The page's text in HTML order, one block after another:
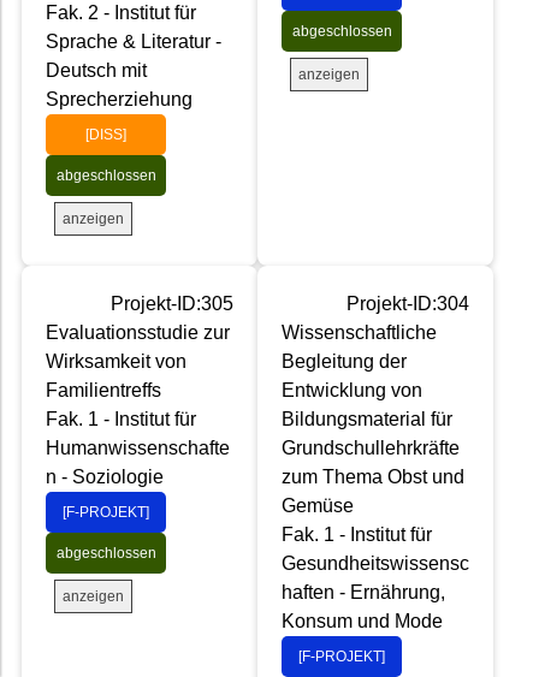
Fak. 2 - Institut für
Sprache & Literatur -
Deutsch mit
Sprecherziehung
[DISS]
abgeschlossen
anzeigen
abgeschlossen
anzeigen
Projekt-ID:305
Evaluationsstudie zur
Wirksamkeit von
Familientreffs
Fak. 1 - Institut für
Humanwissenschafte
n - Soziologie
[F-PROJEKT]
abgeschlossen
anzeigen
Projekt-ID:304
Wissenschaftliche
Begleitung der
Entwicklung von
Bildungsmaterial für
Grundschullehrkräfte
zum Thema Obst und
Gemüse
Fak. 1 - Institut für
Gesundheitswissensc
haften - Ernährung,
Konsum und Mode
[F-PROJEKT]